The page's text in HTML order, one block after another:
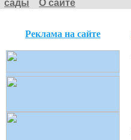
сады
О сайте
Реклама на сайте